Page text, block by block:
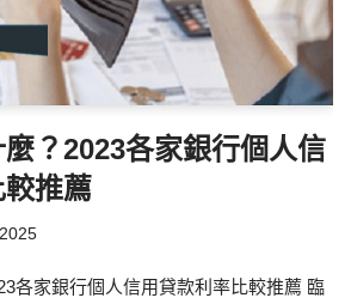
？2023各家銀行個人信
推薦
各家銀行個人信用貸款利率比較推薦 臨